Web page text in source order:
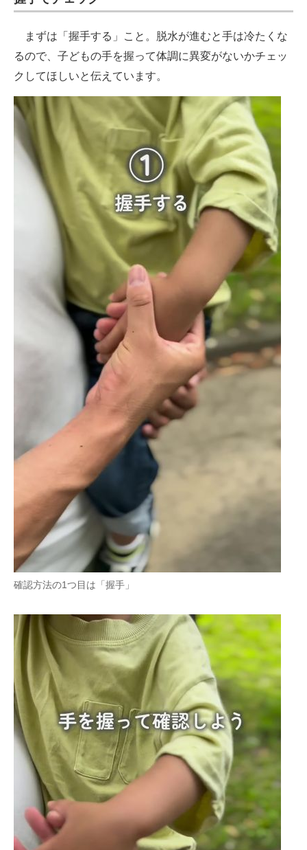
まずは「握手する」こと。脱水が進むと手は冷たくな
るので、子どもの手を握って体調に異変がないかチェッ
クしてほしいと伝えています。
確認方法の1つ目は「握手」